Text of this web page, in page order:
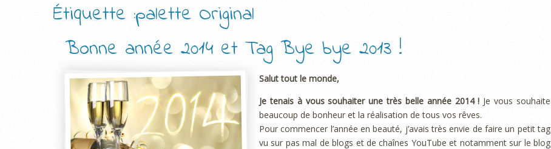
Étiquette :palette Original
Bonne année 2014 et Tag Bye bye 2013 !
Salut tout le monde,
Je tenais à vous souhaiter une très belle année 2014 ! Je vous souhaite
beaucoup de bonheur et la réalisation de tous vos rêves.
Pour commencer l’année en beauté, j’avais très envie de faire un petit tag
vu sur pas mal de blogs et de chaînes YouTube et notamment sur le blog